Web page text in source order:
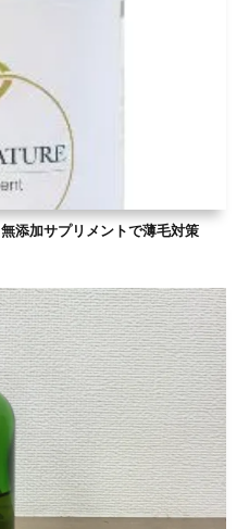
添加サプリメントで薄毛対策